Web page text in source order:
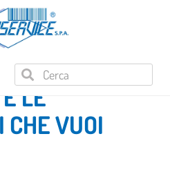
prodotto
LE
CHE VUOI